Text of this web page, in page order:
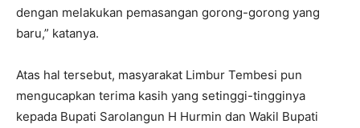
dengan melakukan pemasangan gorong-gorong yang
baru,” katanya.
Atas hal tersebut, masyarakat Limbur Tembesi pun
mengucapkan terima kasih yang setinggi-tingginya
kepada Bupati Sarolangun H Hurmin dan Wakil Bupati